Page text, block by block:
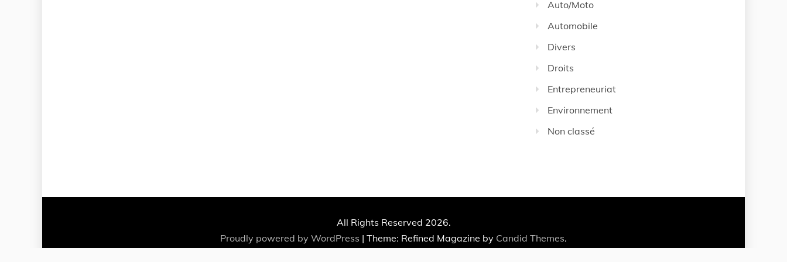
Auto/Moto
Automobile
Divers
Droits
Entrepreneuriat
Environnement
Non classé
All Rights Reserved 2026.
Proudly powered by WordPress | Theme: Refined Magazine by Candid Themes.